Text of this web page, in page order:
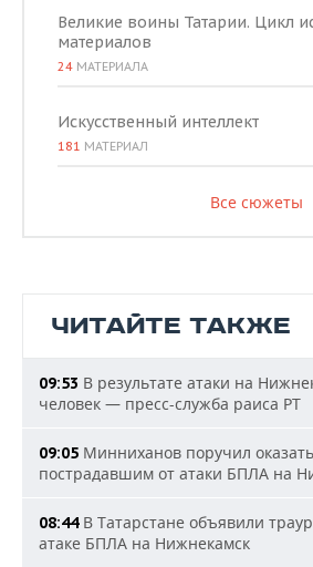
Великие воины Татарии. Цикл
материалов
24 МАТЕРИАЛА
Искусственный интеллект
181 МАТЕРИАЛ
Все сюжеты
ЧИТАЙТЕ ТАКЖЕ
09:53 В результате атаки на
человек — пресс-служба раиса РТ
09:05 Минниханов поручил
пострадавшим от атаки БПЛА на
08:44В Татарстане объявили
атаке БПЛА на Нижнекамск